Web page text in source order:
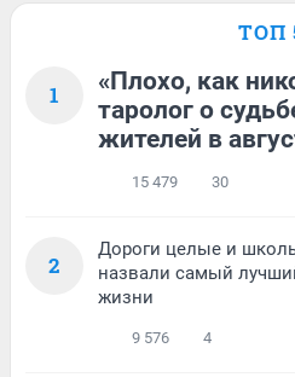
ТОП
1
«Плохо, как
таролог о
жителей в
15 479 30
2
Дороги целые и
назвали самый
жизни
9 576 4